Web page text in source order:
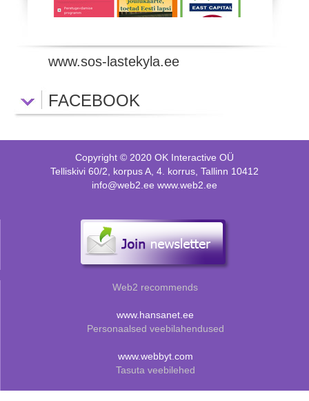
www.sos-lastekyla.ee
FACEBOOK
Copyright © 2020 OK Interactive OÜ
Telliskivi 60/2, korpus A, 4. korrus, Tallinn 10412
info@web2.ee www.web2.ee
Web2 recommends
www.hansanet.ee
Personaalsed veebilahendused
www.webbyt.com
Tasuta veebilehed